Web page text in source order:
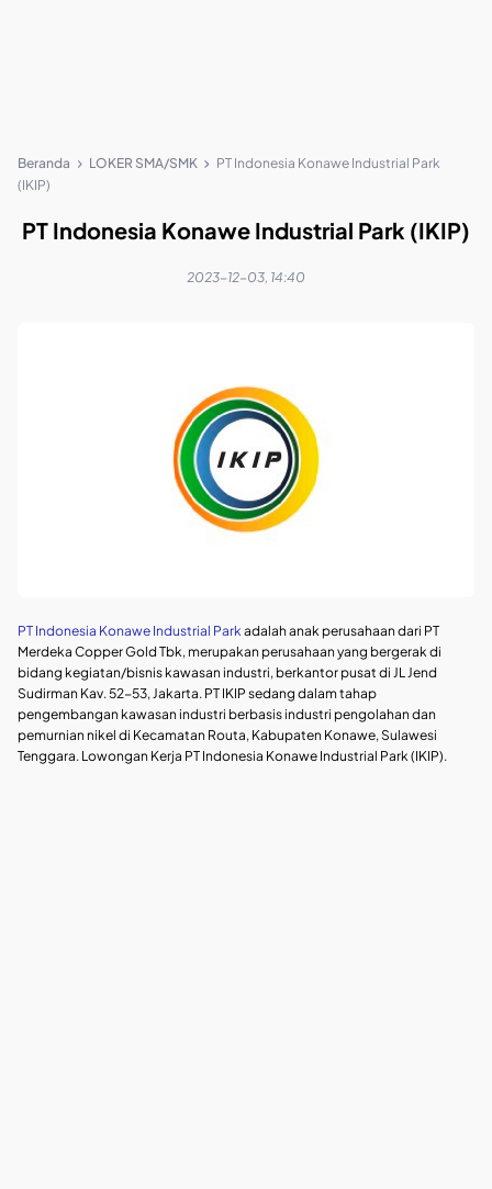
Beranda LOKER SMA/SMK
PT Indonesia Konawe Industrial Park
(IKIP)
PT Indonesia Konawe Industrial Park (IKIP)
2023-12-03, 14:40
PT Indonesia Konawe Industrial Park adalah anak perusahaan dari PT
Merdeka Copper Gold Tbk, merupakan perusahaan yang bergerak di
bidang kegiatan/bisnis kawasan industri, berkantor pusat di JL Jend
Sudirman Kav. 52-53, Jakarta. PT IKIP sedang dalam tahap
pengembangan kawasan industri berbasis industri pengolahan dan
pemurnian nikel di Kecamatan Routa, Kabupaten Konawe, Sulawesi
Tenggara. Lowongan Kerja PT Indonesia Konawe Industrial Park (IKIP).